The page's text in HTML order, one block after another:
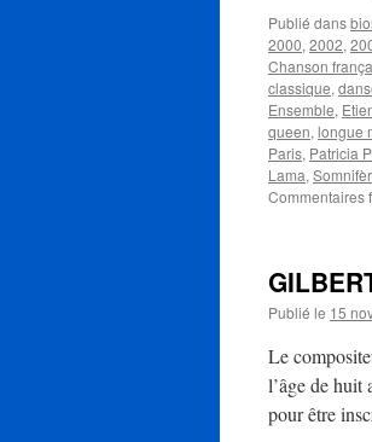
Publié dans
2000, 2002,
Chanson
classique,
Ensemble,
queen, longue
Paris, Patricia
Lama,
Commentaires
Publié le 15
Le
l’âge de huit
pour être